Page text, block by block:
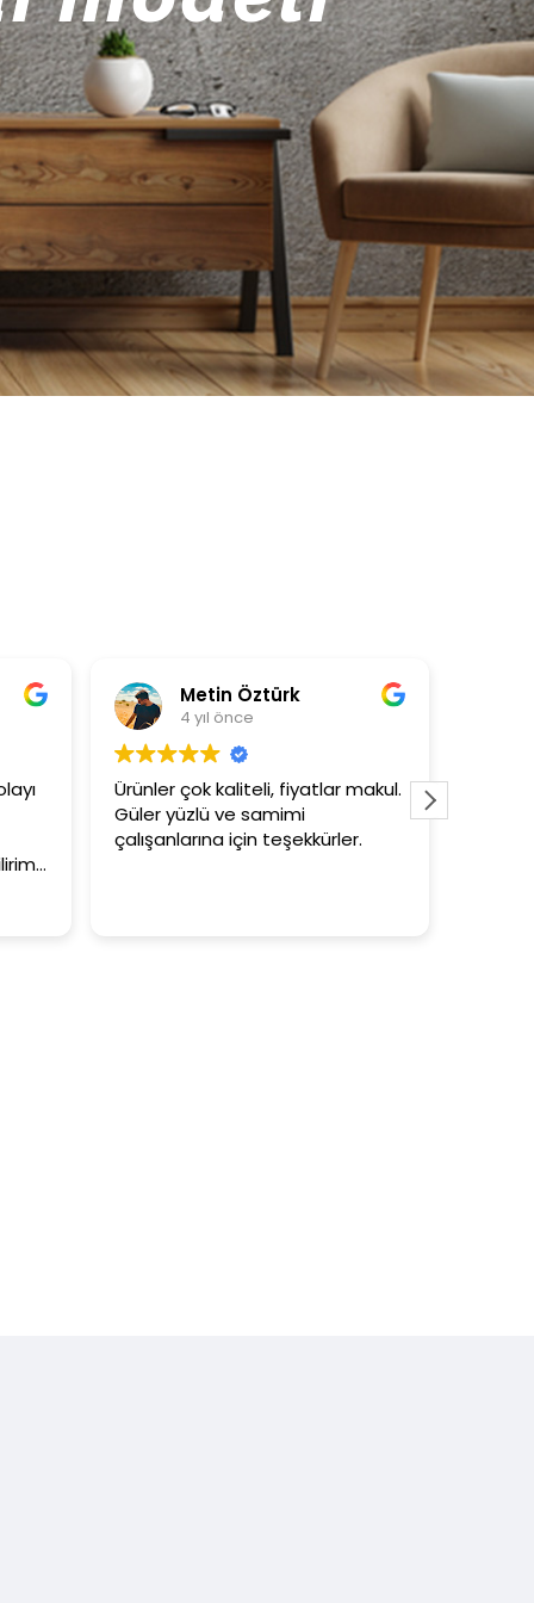
Metin Öztürk
kaliteli, fiyatlar makul.
ve samimi
için teşekkürler.
Asli Ersoy
3+1 evin kagidini
tutar